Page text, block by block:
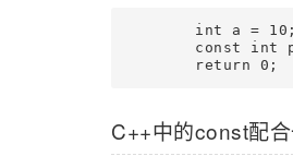
	return 0;
C++中的const配